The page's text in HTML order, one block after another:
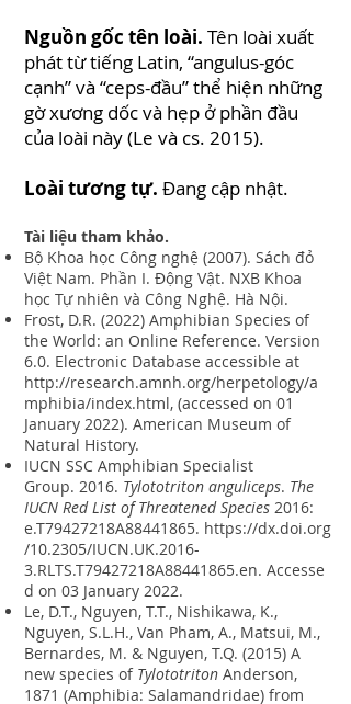
Nguồn gốc tên loài. Tên loài xuất
phát từ tiếng Latin, “angulus-góc
cạnh” và “ceps-đầu” thể hiện những
gờ xương dốc và hẹp ở phần đầu
của loài này (Le và cs. 2015).
Loài tương tự. Đang cập nhật.
Tài liệu tham khảo.
Bộ Khoa học Công nghệ (2007). Sách đỏ
Việt Nam. Phần I. Động Vật. NXB Khoa
học Tự nhiên và Công Nghệ. Hà Nội.
Frost, D.R. (2022) Amphibian Species of
the World: an Online Reference. Version
6.0. Electronic Database accessible at
http://research.amnh.org/herpetology/a
mphibia/index.html, (accessed on 01
January 2022). American Museum of
Natural History.
IUCN SSC Amphibian Specialist
Group. 2016. Tylototriton anguliceps. The
IUCN Red List of Threatened Species 2016:
e.T79427218A88441865. https://dx.doi.org
/10.2305/IUCN.UK.2016-
3.RLTS.T79427218A88441865.en. Accesse
d on 03 January 2022.
Le, D.T., Nguyen, T.T., Nishikawa, K.,
Nguyen, S.L.H., Van Pham, A., Matsui, M.,
Bernardes, M. & Nguyen, T.Q. (2015) A
new species of Tylototriton Anderson,
1871 (Amphibia: Salamandridae) from